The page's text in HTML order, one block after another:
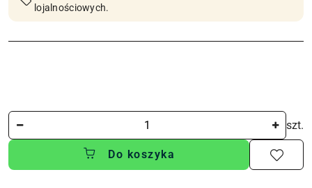
lojalnościowych.
szt.
Do koszyka